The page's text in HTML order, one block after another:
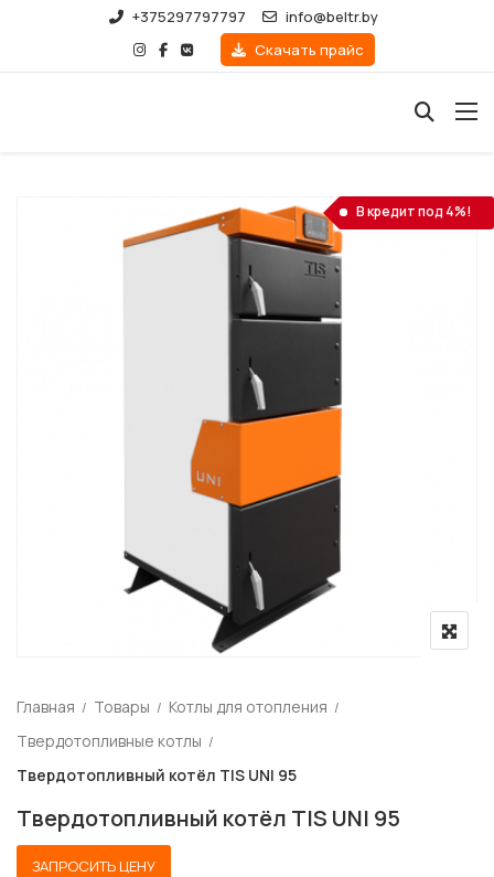
+375297797797
info@beltr.by
Скачать прайс
В кредит под 4%!
Главная Товары
Котлы для отопления
Твердотопливные котлы
Твердотопливный котёл TIS UNI 95
Твердотопливный котёл TIS UNI 95
ЗАПРОСИТЬ ЦЕНУ